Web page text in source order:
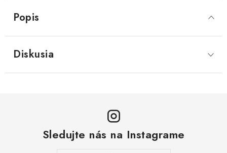
Popis
Diskusia
Sledujte nás na Instagrame